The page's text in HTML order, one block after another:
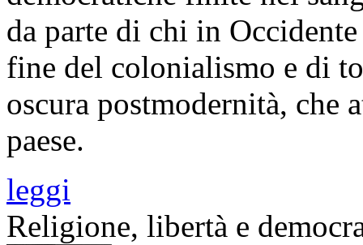
da parte di chi in
fine del colonialismo e di
oscura postmodernità, che
paese.
leggi
Religione, libertà e